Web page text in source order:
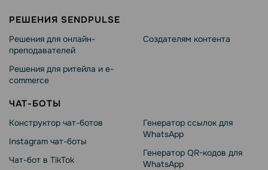
РЕШЕНИЯ SENDPULSE
Решения для онлайн-
преподавателей
Решения для ритейла и e-
commerce
Создателям контента
ЧАТ-БОТЫ
Конструктор чат-ботов
Instagram чат-боты
Чат-бот в TikTok
Генератор ссылок для
WhatsApp
Генератор QR-кодов для
WhatsApp